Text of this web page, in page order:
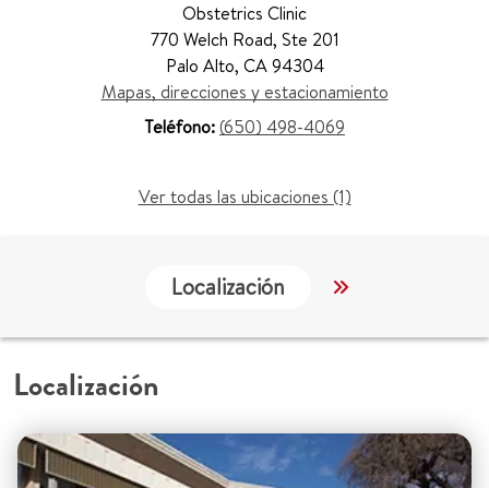
Obstetrics Clinic
770 Welch Road, Ste 201
Palo Alto, CA 94304
Mapas, direcciones y estacionamiento
Teléfono:(650) 498-4069
Ver todas las ubicaciones (1)
Localización Servicios
Localización